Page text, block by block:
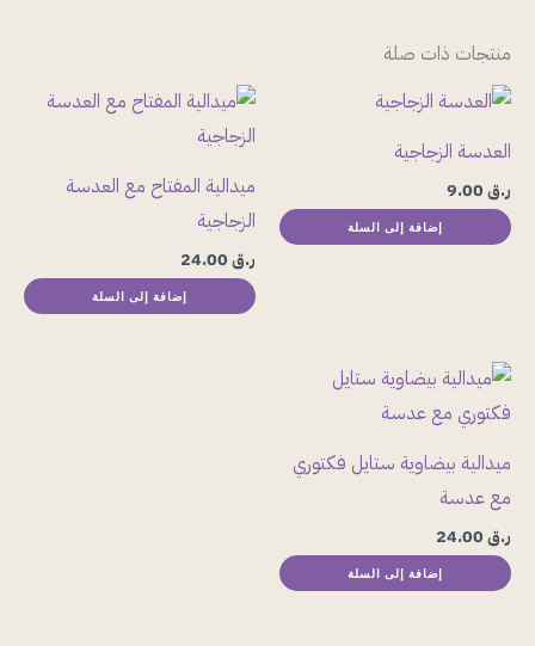
منتجات ذات صلة
العدسة الزجاجية
ر.ق
إضافة إلى السلة
ميدالية المفتاح مع العدسة
الزجاجية
ر.ق
إضافة إلى السلة
ميدالية بيضاوية ستايل فكتوري
مع عدسة
ر.ق
إضافة إلى السلة